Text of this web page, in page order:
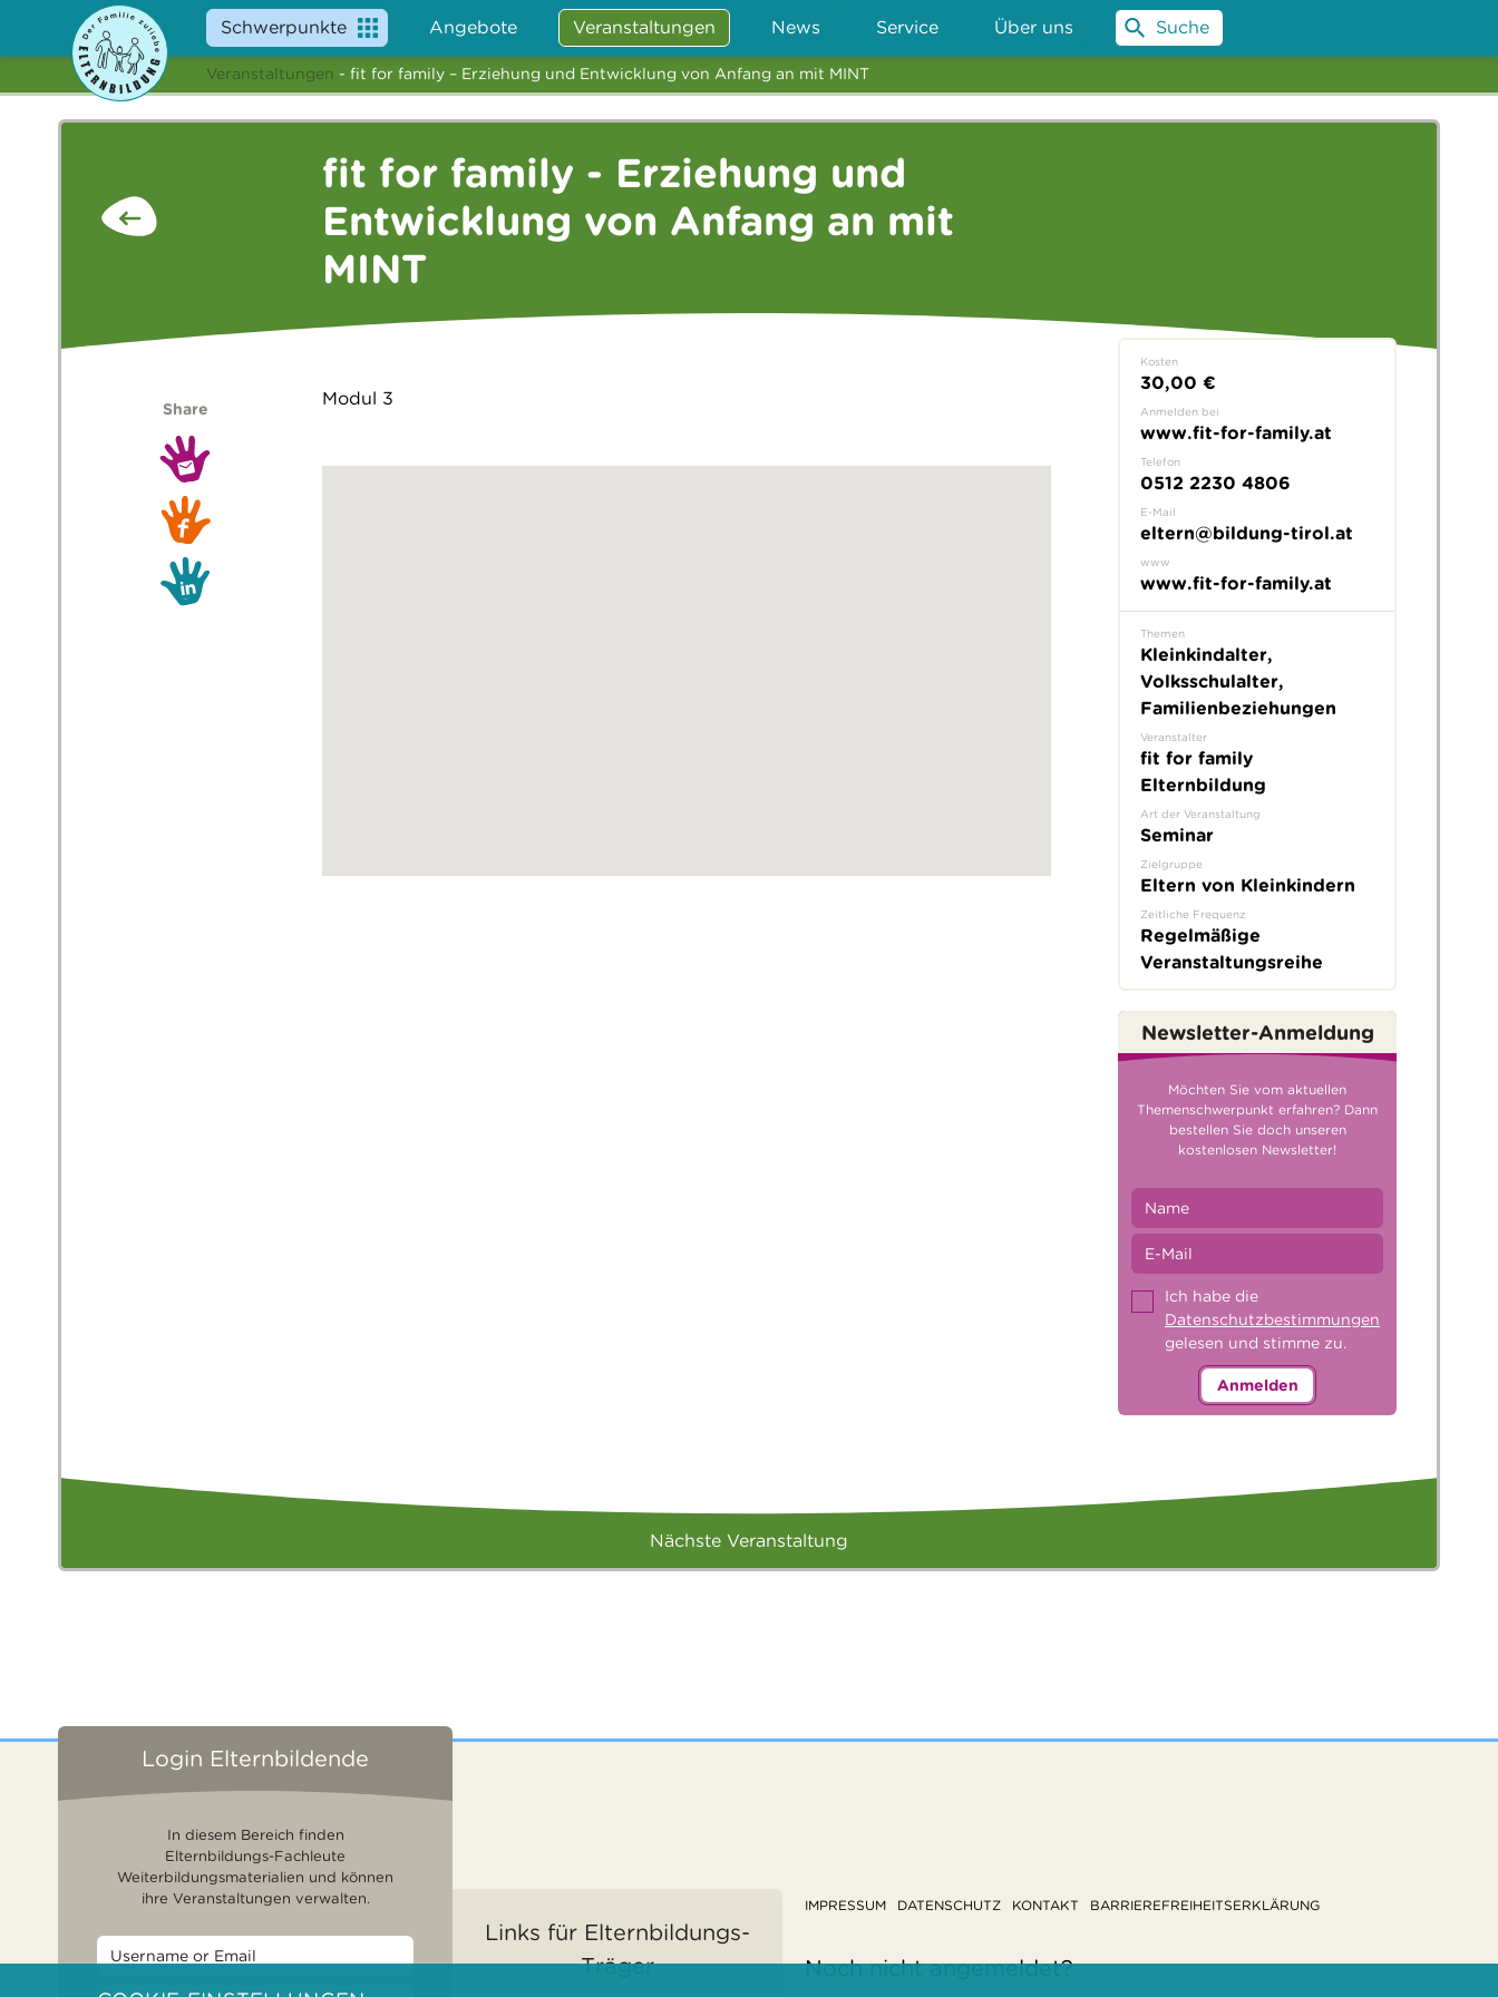
Schwerpunkte Angebote Veranstaltungen News Service Über uns Suche
Veranstaltungen - fit for family – Erziehung und Entwicklung von Anfang an mit MINT
fit for family - Erziehung und
Entwicklung von Anfang an mit
MINT
Modul 3
Share
Kosten
30,00 €
Anmelden bei
www.fit-for-family.at
Telefon
0512 2230 4806
E-Mail
eltern@bildung-tirol.at
www
www.fit-for-family.at
Themen
Kleinkindalter,
Volksschulalter,
Familienbeziehungen
Veranstalter
fit for family
Elternbildung
Art der Veranstaltung
Seminar
Zielgruppe
Eltern von Kleinkindern
Zeitliche Frequenz
Regelmäßige
Veranstaltungsreihe
Newsletter-Anmeldung
Möchten Sie vom aktuellen
Themenschwerpunkt erfahren? Dann
bestellen Sie doch unseren
kostenlosen Newsletter!
Ich habe die
Datenschutzbestimmungen
gelesen und stimme zu.
Anmelden
Nächste Veranstaltung
Login Elternbildende
In diesem Bereich finden
Elternbildungs-Fachleute
Weiterbildungsmaterialien und können
ihre Veranstaltungen verwalten.
Links für Elternbildungs-
Träger
IMPRESSUM DATENSCHUTZ KONTAKT BARRIEREFREIHEITSERKLÄRUNG
Noch nicht angemeldet?